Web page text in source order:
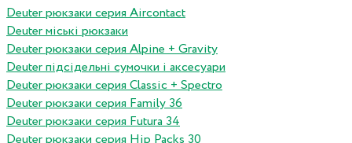
Deuter рюкзаки серия Aircontact
Deuter міські рюкзаки
Deuter рюкзаки серия Alpine + Gravity
Deuter підсідельні сумочки і аксесуари
Deuter рюкзаки серия Classic + Spectro
Deuter рюкзаки серия Family 36
Deuter рюкзаки серия Futura 34